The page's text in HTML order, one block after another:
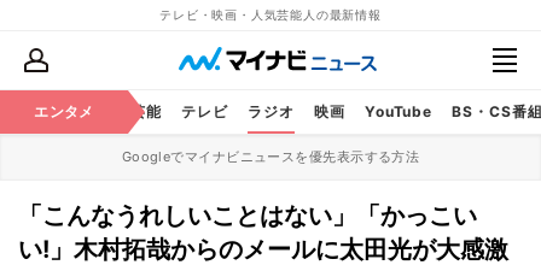
テレビ・映画・人気芸能人の最新情報
エンタメ 芸能 テレビ ラジオ 映画 YouTube BS・CS番
Googleでマイナビニュースを優先表示する方法
「こんなうれしいことはない」「かっこい
い!」木村拓哉からのメールに太田光が大感激